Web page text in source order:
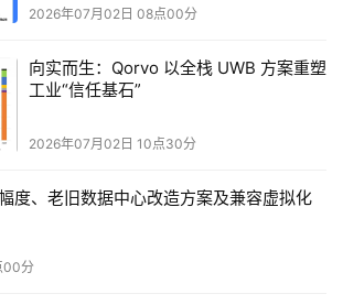
2026年07月02日 08点00分
向实而生：Qorvo 以全栈 UWB 方案重塑
工业“信任基石”
2026年07月02日 10点30分
度、老旧数据中心改造方案及兼容虚拟化
00分